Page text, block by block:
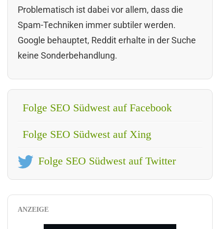
Problematisch ist dabei vor allem, dass die
Spam-Techniken immer subtiler werden.
Google behauptet, Reddit erhalte in der Suche
keine Sonderbehandlung.
Folge SEO Südwest auf Facebook
Folge SEO Südwest auf Xing
Folge SEO Südwest auf Twitter
ANZEIGE